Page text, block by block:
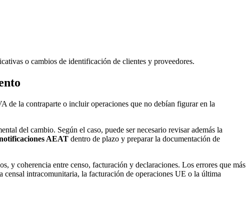
o cambios de identificación de clientes y proveedores.
de la contraparte o incluir operaciones que no debían figurar en la
del cambio. Según el caso, puede ser necesario revisar además la
AEAT dentro de plazo y preparar la documentación de
y coherencia entre censo, facturación y declaraciones. Los errores que más
intracomunitaria, la facturación de operaciones UE o la última